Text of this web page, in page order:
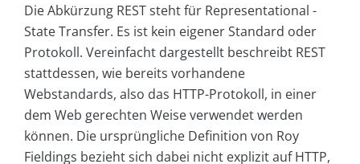
Die Abkürzung REST steht für Representational ­
State Transfer. Es ist kein eigener Standard oder
Protokoll. Vereinfacht dargestellt beschreibt REST
stattdessen, wie bereits vorhandene
Webstandards, also das HTTP-Protokoll, in einer
dem Web gerechten Weise verwendet werden
können. Die ursprüngliche Definition von Roy
Fieldings bezieht sich dabei nicht explizit auf HTTP,